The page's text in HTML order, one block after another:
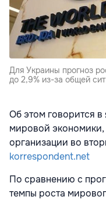
Для Украины прогноз
до 2,9% из-за общей
Об этом говорится
мировой
организации во
korrespondent.net
По сравнению с
темпы роста